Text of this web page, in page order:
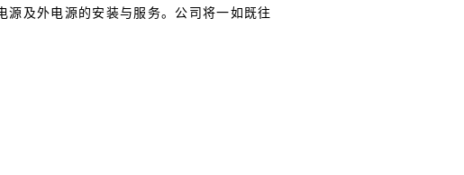
及外电源的安装与服务。公司将一如既往